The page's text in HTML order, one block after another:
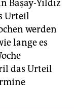
Başay-Yıldız
Urteil
werden
lange es
das Urteil